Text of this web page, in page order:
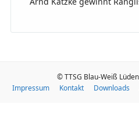
© TTSG Blau-Weiß
Impressum
Kontakt Downloads